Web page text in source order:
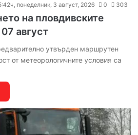
понеделник, 3 август, 2026 0 303
на пловдивските
август
утвърден маршрутен
от метеорологичните условия са